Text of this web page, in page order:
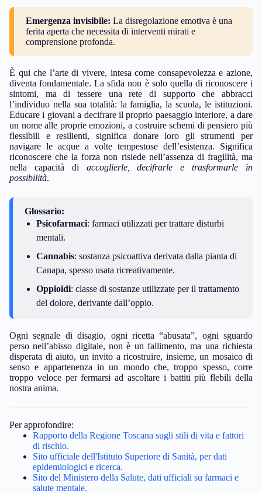
Emergenza invisibile: La disregolazione emotiva è una
ferita aperta che necessita di interventi mirati e
comprensione profonda.
È qui che l’arte di vivere, intesa come consapevolezza e azione,
diventa fondamentale. La sfida non è solo quella di riconoscere i
sintomi, ma di tessere una rete di supporto che abbracci
l’individuo nella sua totalità: la famiglia, la scuola, le istituzioni.
Educare i giovani a decifrare il proprio paesaggio interiore, a dare
un nome alle proprie emozioni, a costruire schemi di pensiero più
flessibili e resilienti, significa donare loro gli strumenti per
navigare le acque a volte tempestose dell’esistenza. Significa
riconoscere che la forza non risiede nell’assenza di fragilità, ma
nella capacità di accoglierle, decifrarle e trasformarle in
possibilità.
Glossario:
Psicofarmaci: farmaci utilizzati per trattare disturbi
mentali.
Cannabis: sostanza psicoattiva derivata dalla pianta di
Canapa, spesso usata ricreativamente.
Oppioidi: classe di sostanze utilizzate per il trattamento
del dolore, derivante dall’oppio.
Ogni segnale di disagio, ogni ricetta “abusata”, ogni sguardo
perso nell’abisso digitale, non è un fallimento, ma una richiesta
disperata di aiuto, un invito a ricostruire, insieme, un mosaico di
senso e appartenenza in un mondo che, troppo spesso, corre
troppo veloce per fermarsi ad ascoltare i battiti più flebili della
nostra anima.
Per approfondire:
Rapporto della Regione Toscana sugli stili di vita e fattori
di rischio.
Sito ufficiale dell'Istituto Superiore di Sanità, per dati
epidemiologici e ricerca.
Sito del Ministero della Salute, dati ufficiali su farmaci e
salute mentale.